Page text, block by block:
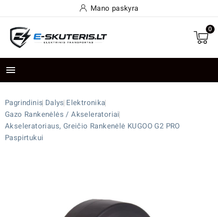
Mano paskyra
0

Pagrindinis Dalys Elektronika
Gazo Rankenėlės / Akseleratoriai
Akseleratoriaus, Greičio Rankenėlė KUGOO G2 PRO
Paspirtukui